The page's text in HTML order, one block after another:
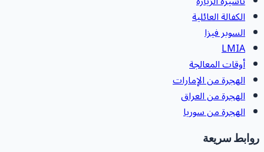
الكفالة العائلية
السوبر فيزا
LMIA
أوقات المعالجة
الهجرة من الإمارات
الهجرة من العراق
الهجرة من سوريا
سريعة